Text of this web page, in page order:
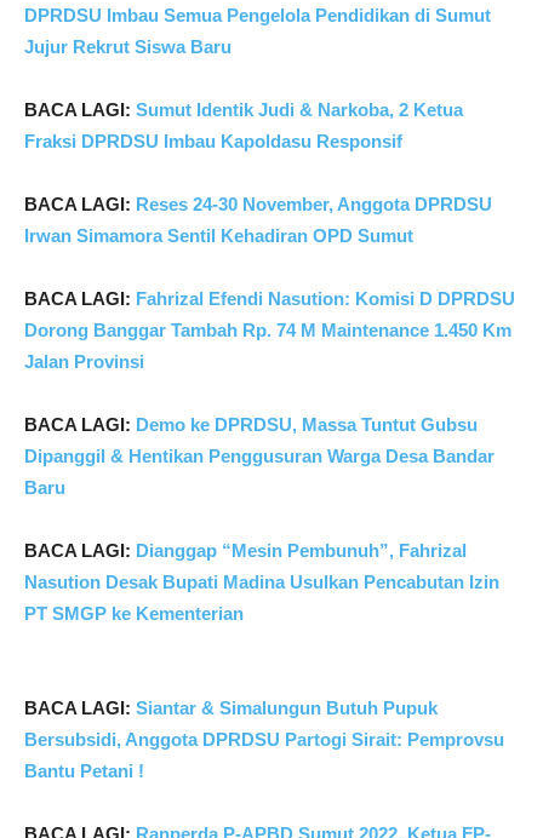
DPRDSU Imbau Semua Pengelola Pendidikan di Sumut
Jujur Rekrut Siswa Baru
BACA LAGI: Sumut Identik Judi & Narkoba, 2 Ketua
Fraksi DPRDSU Imbau Kapoldasu Responsif
BACA LAGI: Reses 24-30 November, Anggota DPRDSU
Irwan Simamora Sentil Kehadiran OPD Sumut
BACA LAGI: Fahrizal Efendi Nasution: Komisi D DPRDSU
Dorong Banggar Tambah Rp. 74 M Maintenance 1.450 Km
Jalan Provinsi
BACA LAGI: Demo ke DPRDSU, Massa Tuntut Gubsu
Dipanggil & Hentikan Penggusuran Warga Desa Bandar
Baru
BACA LAGI: Dianggap “Mesin Pembunuh”, Fahrizal
Nasution Desak Bupati Madina Usulkan Pencabutan Izin
PT SMGP ke Kementerian
BACA LAGI: Siantar & Simalungun Butuh Pupuk
Bersubsidi, Anggota DPRDSU Partogi Sirait: Pemprovsu
Bantu Petani !